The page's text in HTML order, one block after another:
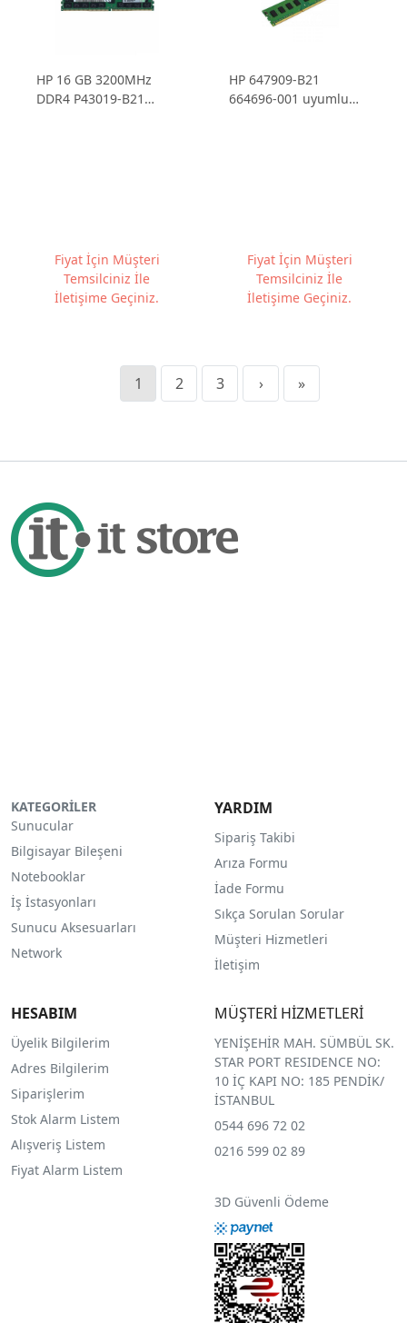
HP 16 GB 3200MHz
DDR4 P43019-B21
Fiyat İçin Müşteri
Temsilciniz İle
İletişime Geçiniz.
HP 647909-B21
664696-001 uyumlu
Fiyat İçin Müşteri
Temsilciniz İle
İletişime Geçiniz.
1 2 3 › »
KATEGORİLER
Sunucular
Bilgisayar Bileşeni
Notebooklar
İş İstasyonları
Sunucu Aksesuarları
Network
YARDIM
Sipariş Takibi
Arıza Formu
İade Formu
Sıkça Sorulan Sorular
Müşteri Hizmetleri
İletişim
HESABIM
Üyelik Bilgilerim
Adres Bilgilerim
Siparişlerim
Stok Alarm Listem
Alışveriş Listem
Fiyat Alarm Listem
MÜŞTERİ HİZMETLERİ
YENİŞEHİR MAH. SÜMBÜL SK.
STAR PORT RESIDENCE NO:
10 İÇ KAPI NO: 185 PENDİK/
İSTANBUL
0544 696 72 02
0216 599 02 89
3D Güvenli Ödeme